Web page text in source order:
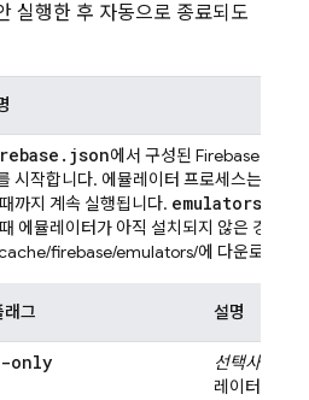
실행한 후 자동으로 종료되도
. json에서 구성된 Firebase 제품
시작합니다. 에뮬레이터 프로세스는 명시
까지 계속 실행됩니다.
에뮬레이터가 아직 설치되지 않은 경우
firebase/emulators/에 다운로드됩
래그 설명
only 선택사항.
레이터를 제